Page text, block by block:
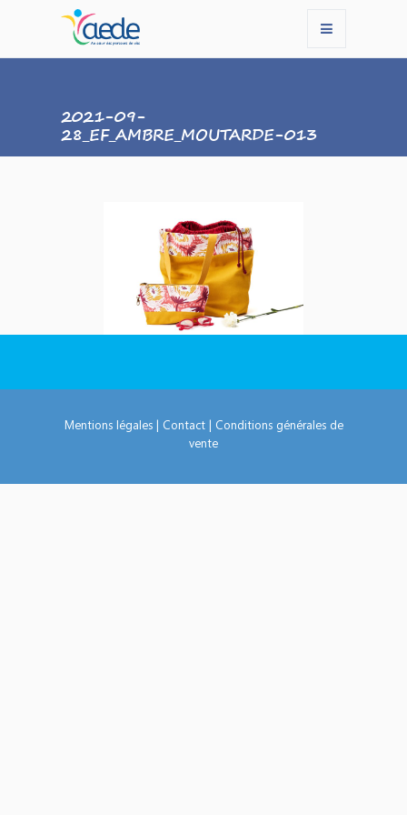
2021-09-
28_EF_AMBRE_MOUTARDE-013
Mentions légales| Contact| Conditions générales de
vente